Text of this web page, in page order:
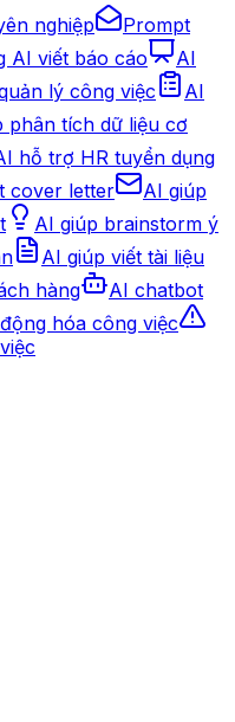
nghiệp
Prompt
AI viết báo cáo
AI
lý công việc
AI
phân tích dữ liệu cơ
hỗ trợ HR tuyển dụng
cover letter
AI giúp
AI giúp brainstorm ý
AI giúp viết tài liệu
hàng
AI chatbot
hóa công việc